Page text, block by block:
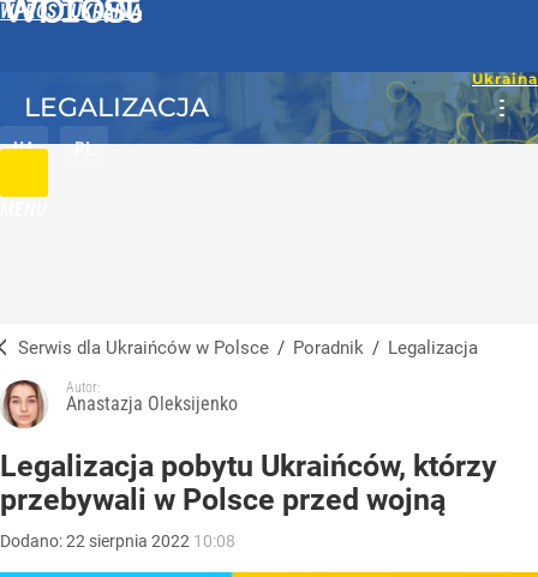
WPROST UKRAINA
UA PL
LEGALIZACJA
Serwis dla Ukraińców w Polsce / Poradnik / Legalizacja
Autor:
Anastazja Oleksijenko
Legalizacja pobytu Ukraińców, którzy
przebywali w Polsce przed wojną
Dodano:22 sierpnia 2022 10:08